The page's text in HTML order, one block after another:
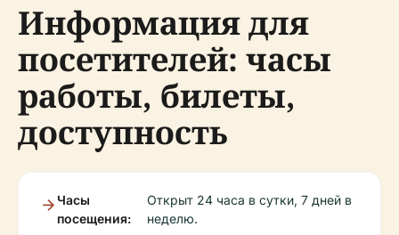
Информация для
посетителей: часы
работы, билеты,
доступность
Часы
посещения:
Открыт 24 часа в сутки, 7 дней в
неделю.